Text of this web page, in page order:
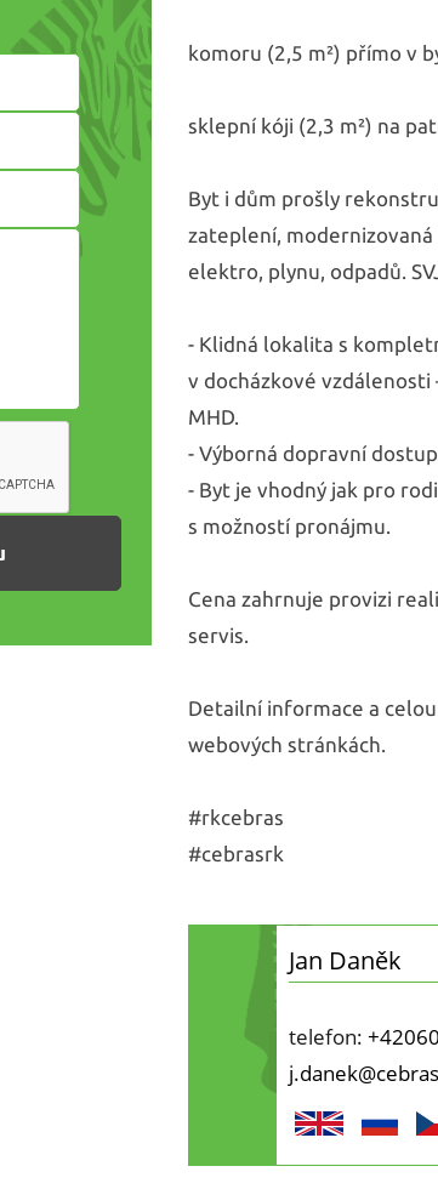
komoru (2,5 m²) přímo v
sklepní kóji (2,3 m²) na
Byt i dům prošly
zateplení,
elektro, plynu, odpadů.
- Klidná lokalita s
v docházkové vzdálenosti
MHD.
- Výborná dopravní
- Byt je vhodný jak pro
s možností pronájmu.
Cena zahrnuje provizi
servis.
Detailní informace a
webových stránkách.
#rkcebras
#cebrasrk
Jan Daněk
telefon: